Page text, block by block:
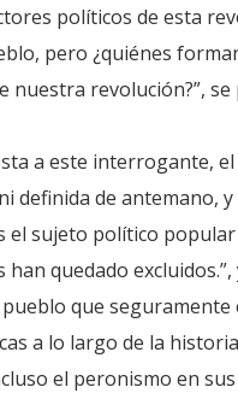
políticos de esta
pero ¿quiénes
nuestra revolución?”,
a este interrogante,
definida de antemano,
el sujeto político
quedado
que
a lo largo de la
el peronismo en sus